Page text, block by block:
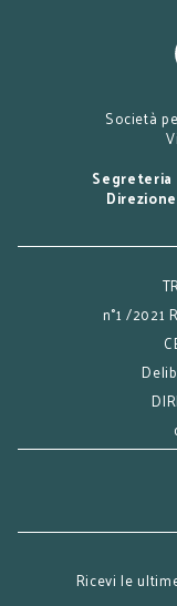
Società
n°1 /
Ricevi le